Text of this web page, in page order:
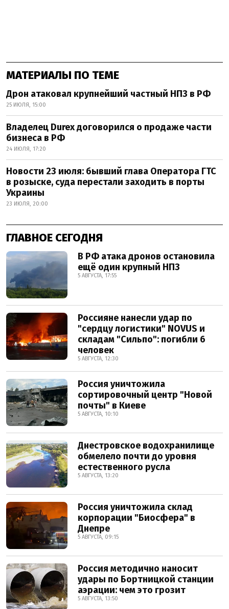
МАТЕРИАЛЫ ПО ТЕМЕ
Дрон атаковал крупнейший частный НПЗ в РФ
25 ИЮЛЯ, 15:00
Владелец Durex договорился о продаже части
бизнеса в РФ
24 ИЮЛЯ, 17:20
Новости 23 июля: бывший глава Оператора ГТС
в розыске, суда перестали заходить в порты
Украины
23 ИЮЛЯ, 20:00
ГЛАВНОЕ СЕГОДНЯ
В РФ атака дронов остановила
ещё один крупный НПЗ
5 АВГУСТА, 17:55
Россияне нанесли удар по
"сердцу логистики" NOVUS и
складам "Сильпо": погибли 6
человек
5 АВГУСТА, 12:30
Россия уничтожила
сортировочный центр "Новой
почты" в Киеве
5 АВГУСТА, 10:10
Днестровское водохранилище
обмелело почти до уровня
естественного русла
5 АВГУСТА, 13:20
Россия уничтожила склад
корпорации "Биосфера" в
Днепре
5 АВГУСТА, 09:15
Россия методично наносит
удары по Бортницкой станции
аэрации: чем это грозит
5 АВГУСТА, 13:50